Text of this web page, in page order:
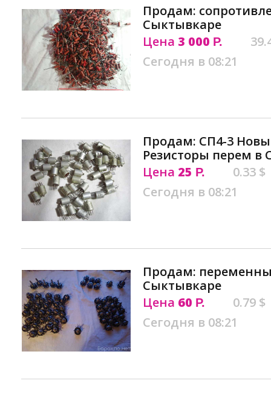
Продам:
Сыктывкаре
Цена 3 000 Р.
Сегодня в 08:21
Продам: СП4-3
Резисторы перем в
Цена 25 Р.
0.33 $
Сегодня в 08:21
Продам:
Сыктывкаре
Цена 60 Р.
0.79 $
Сегодня в 08:21